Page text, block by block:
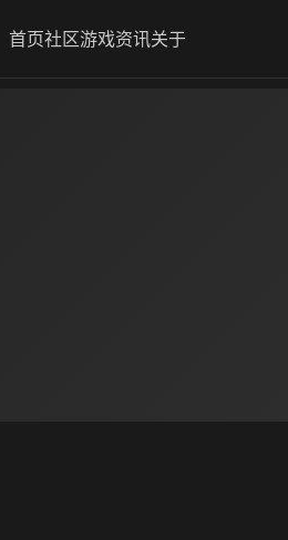
首页社区游戏资讯关于